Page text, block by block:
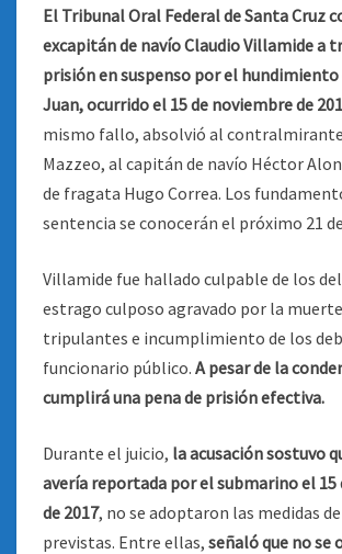
El Tribunal Oral Federal de Santa Cruz
excapitán de navío Claudio Villamide a
prisión en suspenso por el hundimiento
Juan, ocurrido el 15 de noviembre de
mismo fallo, absolvió al
Mazzeo, al capitán de navío Héctor
de fragata Hugo Correa. Los
sentencia se conocerán el próximo 21
Villamide fue hallado culpable de los
estrago culposo agravado por la
tripulantes e incumplimiento de los
funcionario público. A pesar de la
cumplirá una pena de prisión efectiva.
Durante el juicio, la acusación sostuvo
avería reportada por el submarino el 15
de 2017, no se adoptaron las medidas
previstas. Entre ellas, señaló que no se